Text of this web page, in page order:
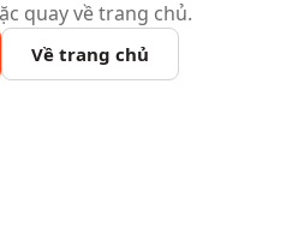
quay về trang chủ.
Về trang chủ